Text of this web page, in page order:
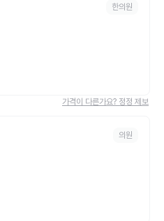
한의원
가격이 다른가요? 정정 제보
의원